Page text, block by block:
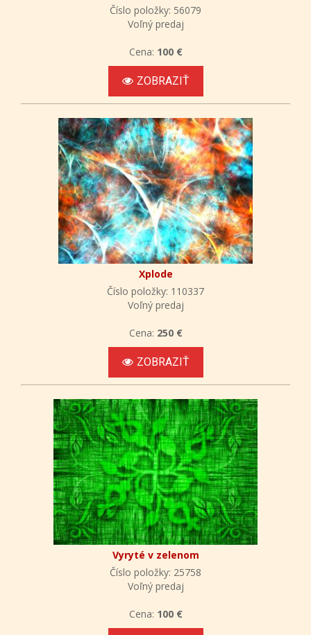
Číslo položky: 56079
Voľný predaj
Cena: 100 €
ZOBRAZIŤ
Xplode
Číslo položky: 110337
Voľný predaj
Cena: 250 €
ZOBRAZIŤ
Vyryté v zelenom
Číslo položky: 25758
Voľný predaj
Cena: 100 €